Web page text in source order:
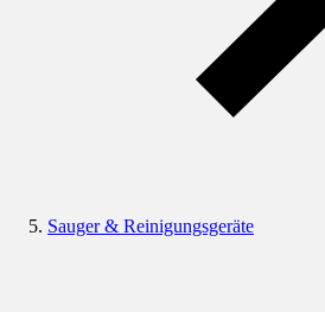
Sauger & Reinigungsgeräte